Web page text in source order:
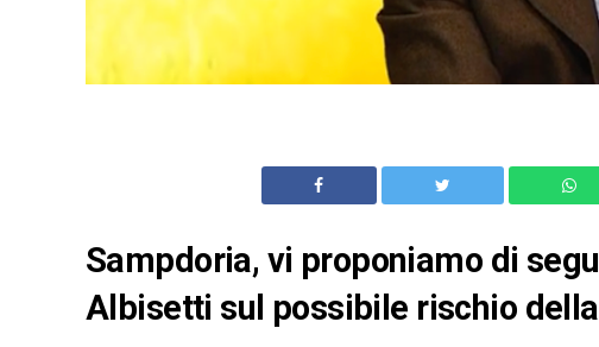
Sampdoria, vi proponiamo di
Albisetti sul possibile rischio